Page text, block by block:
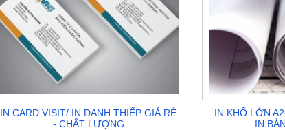
IN CARD VISIT/ IN DANH THIẾP GIÁ RẺ
- CHẤT LƯỢNG
IN KHỔ LỚN
IN